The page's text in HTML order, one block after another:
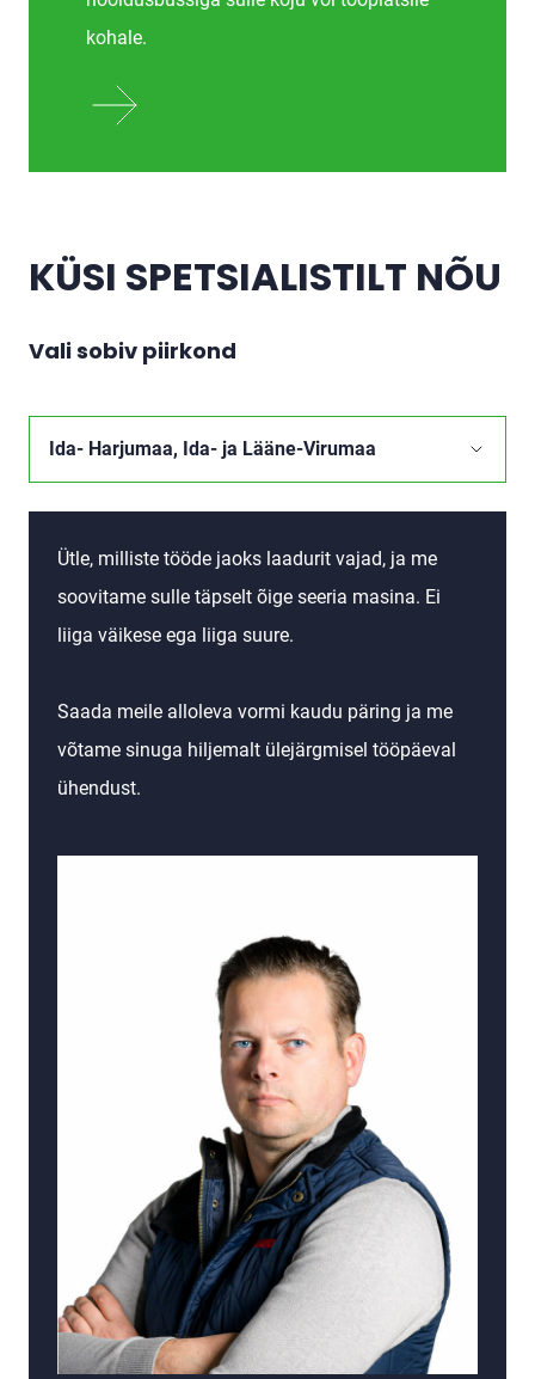
kohale.
KÜSI SPETSIALISTILT NÕU
Vali sobiv piirkond
Ütle, milliste tööde jaoks laadurit vajad, ja me
soovitame sulle täpselt õige seeria masina. Ei
liiga väikese ega liiga suure.
Saada meile alloleva vormi kaudu päring ja me
võtame sinuga hiljemalt ülejärgmisel tööpäeval
ühendust.